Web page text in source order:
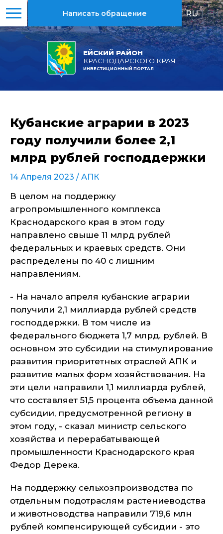
ЕЙСКИЙ РАЙОН
КРАСНОДАРСКОГО КРАЯ
ИНВЕСТИЦИОННЫЙ ПОРТАЛ
Написать обращение RU | EN
Кубанские аграрии в 2023
году получили более 2,1
млрд рублей господдержки
14 Апреля 2023 / АПК
В целом на поддержку
агропромышленного комплекса
Краснодарского края в этом году
направлено свыше 11 млрд рублей
федеральных и краевых средств. Они
распределены по 40 с лишним
направлениям.
- На начало апреля кубанские аграрии
получили 2,1 миллиарда рублей средств
господдержки. В том числе из
федерального бюджета 1,7 млрд. рублей. В
основном это субсидии на стимулирование
развития приоритетных отраслей АПК и
развитие малых форм хозяйствования. На
эти цели направили 1,1 миллиарда рублей,
что составляет 51,5 процента объема данной
субсидии, предусмотренной региону в
этом году, - сказал министр сельского
хозяйства и перерабатывающей
промышленности Краснодарского края
Федор Дерека.
На поддержку сельхозпроизводства по
отдельным подотраслям растениеводства
и животноводства направили 719,6 млн
рублей компенсирующей субсидии - это